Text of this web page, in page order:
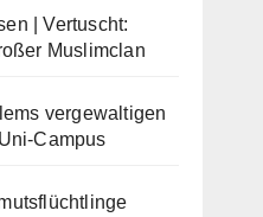
| Vertuscht:
Muslimclan
vergewaltigen
Campus